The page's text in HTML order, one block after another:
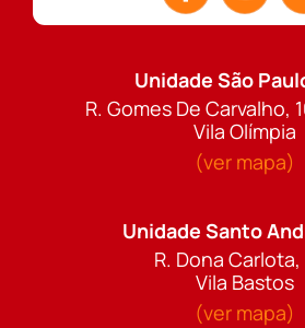
Unidade São
R. Gomes De Carvalho,
Vila Olímpia
(ver mapa)
Unidade Santo
R. Dona Carlota,
Vila Bastos
(ver mapa)